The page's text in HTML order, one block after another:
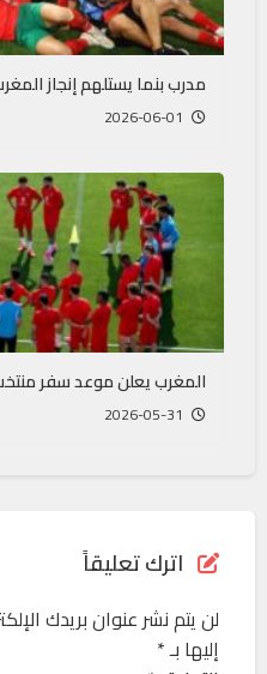
مدرب بنما يستلهم إنجاز المغرب
المغرب يعلن موعد سفر
اترك تعليقاً
لن يتم نشر عنوان بريدك
إليها بـ*